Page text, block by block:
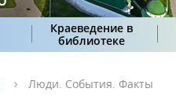
Краеведение в
библиотеке
Люди. События. Факты